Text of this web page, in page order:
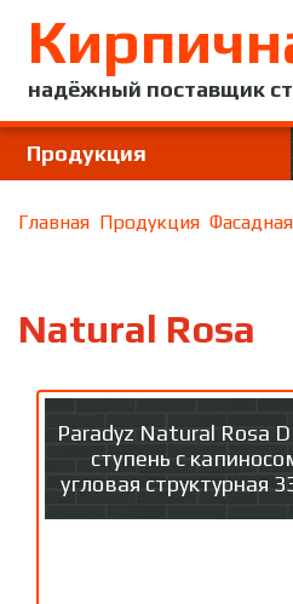
надёжный поставщик
Продукция
Главная Продукция
Natural Rosa
Paradyz Natural Rosa
ступень с
угловая структурная